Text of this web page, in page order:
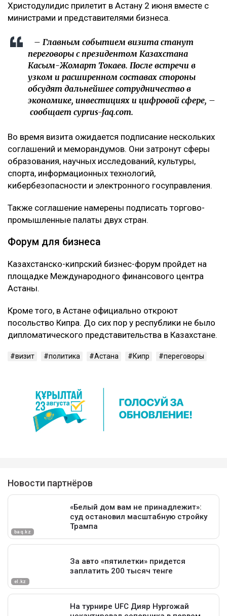
Христодулидис прилетит в Астану 2 июня вместе с
министрами и представителями бизнеса.
– Главным событием визита станут
переговоры с президентом Казахстана
Касым-Жомарт Токаев. После встречи в
узком и расширенном составах стороны
обсудят дальнейшее сотрудничество в
экономике, инвестициях и цифровой сфере, –
сообщает cyprus-faq.com.
Во время визита ожидается подписание нескольких
соглашений и меморандумов. Они затронут сферы
образования, научных исследований, культуры,
спорта, информационных технологий,
кибербезопасности и электронного госуправления.
Также соглашение намерены подписать торгово-
промышленные палаты двух стран.
Форум для бизнеса
Казахстанско-кипрский бизнес-форум пройдет на
площадке Международного финансового центра
Астаны.
Кроме того, в Астане официально откроют
посольство Кипра. До сих пор у республики не было
дипломатического представительства в Казахстане.
визит политика Астана Кипр переговоры